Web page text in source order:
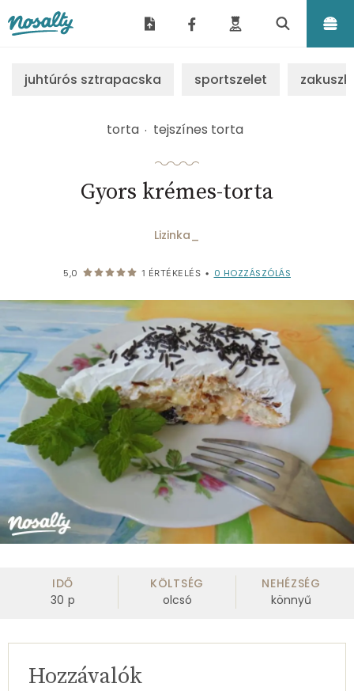
juhtúrós sztrapacska sportszelet
torta tejszínes torta
Gyors krémes-torta
Lizinka_
5,0 1 ÉRTÉKELÉS • 0 HOZZÁSZÓLÁS
IDŐ
30 p
KÖLTSÉG
olcsó
NEHÉZSÉG
könnyű
Hozzávalók